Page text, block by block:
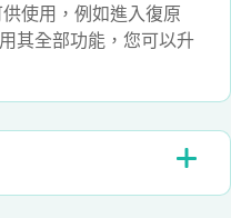
使用，例如進入復原
其全部功能，您可以升